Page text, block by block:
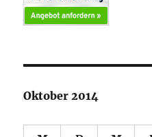
Oktober 2014